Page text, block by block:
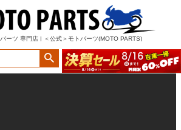
パーツ 専門店 | ＜公式＞モトパーツ(MOTO PARTS)